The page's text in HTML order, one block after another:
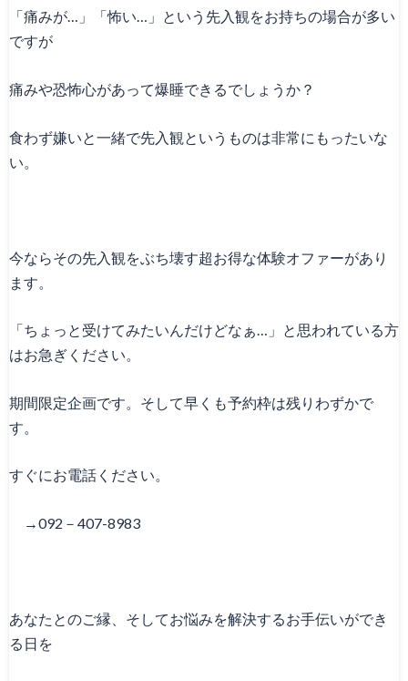
「痛みが…」「怖い…」という先入観をお持ちの場合が多い
ですが
痛みや恐怖心があって爆睡できるでしょうか？
食わず嫌いと一緒で先入観というものは非常にもったいな
い。
今ならその先入観をぶち壊す超お得な体験オファーがあり
ます。
「ちょっと受けてみたいんだけどなぁ…」と思われている方
はお急ぎください。
期間限定企画です。そして早くも予約枠は残りわずかで
す。
すぐにお電話ください。
→092－407-8983
あなたとのご縁、そしてお悩みを解決するお手伝いができ
る日を